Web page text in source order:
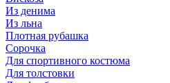
Из денима
Из льна
Плотная рубашка
Сорочка
Для спортивного костюма
Для толстовки